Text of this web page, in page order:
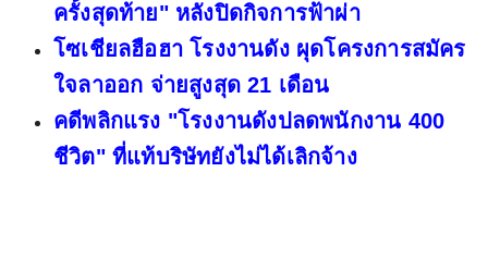
ครั้งสุดท้าย" หลังปิดกิจการฟ้าผ่า
โซเชียลฮือฮา โรงงานดัง ผุดโครงการสมัคร
ใจลาออก จ่ายสูงสุด 21 เดือน
คดีพลิกแรง "โรงงานดังปลดพนักงาน 400
ชีวิต" ที่แท้บริษัทยังไม่ได้เลิกจ้าง